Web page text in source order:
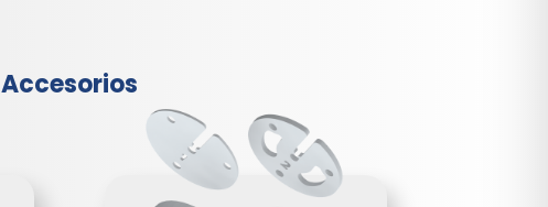
Accesorios